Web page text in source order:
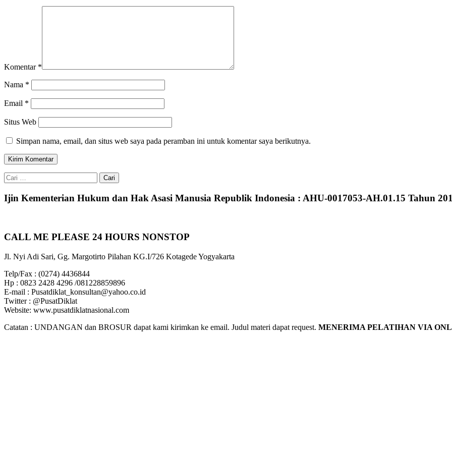
Komentar *
Nama *
Email *
Situs Web
Simpan nama, email, dan situs web saya pada peramban ini untuk komentar saya berikutnya.
Cari
untuk:
Ijin Kementerian Hukum dan Hak Asasi Manusia Republik Indonesia : AHU-0017053-AH.01.15 Tahun
CALL ME PLEASE 24 HOURS NONSTOP
Jl. Nyi Adi Sari, Gg. Margotirto Pilahan KG.I/726 Kotagede Yogyakarta
Telp/Fax : (0274) 4436844
Hp : 0823 2428 4296 /081228859896
E-mail : Pusatdiklat_konsultan@yahoo.co.id
Twitter : @PusatDiklat
Website: www.pusatdiklatnasional.com
Catatan : UNDANGAN dan BROSUR dapat kami kirimkan ke email. Judul materi dapat request. MENERIMA PELATIHAN VIA